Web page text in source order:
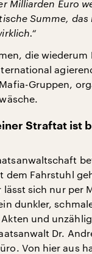
Milliarden Euro
Summe,
die wiederum
Gruppen,
Straftat ist
dem Fahrstuhl
lässt sich nur per
dunkler,
und
Dr.
Von hier aus